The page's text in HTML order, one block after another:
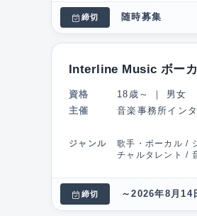
締切 随時募集
Interline Music ボー
資格 18歳～ ｜ 男女
主催
音楽事務所イン
ジャンル
歌手・ボーカル /
チャルタレント /
締切 ～2026年8月14